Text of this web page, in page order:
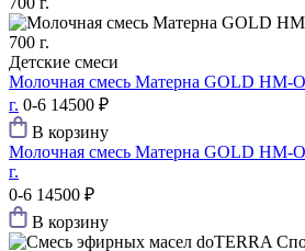
Детские смеси
Молочная смесь Матерна GOLD HM-
г. 0-6 14500 ₽
В корзину
Молочная смесь Матерна GOLD HM-
г.
0-6 14500 ₽
В корзину